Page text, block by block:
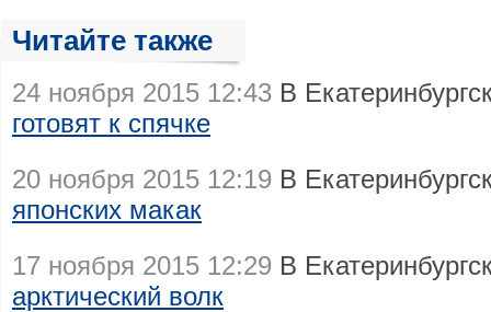
Читайте также
24 ноября 2015 12:43 В
готовят к спячке
20 ноября 2015 12:19 В
японских макак
17 ноября 2015 12:29 В
арктический волк